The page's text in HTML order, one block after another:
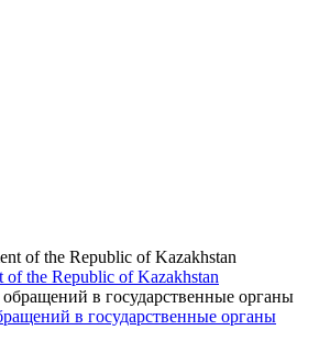
of the Republic of Kazakhstan
в государственные органы